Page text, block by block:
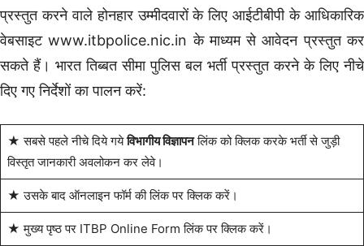
प्रस्तुत करने वाले होनहार उम्मीदवारों के लिए आईटीबीपी के आधिकारिक
वेबसाइट www.itbpolice.nic.in के माध्यम से आवेदन प्रस्तुत कर
सकते हैं। भारत तिब्बत सीमा पुलिस बल भर्ती प्रस्तुत करने के लिए नीचे
दिए गए निर्देशों का पालन करें:
★ सबसे पहले नीचे दिये गयेविभागीय विज्ञापनलिंक को क्लिक करके भर्ती से जुड़ी
विस्तृत जानकारी अवलोकन कर लेवे।
★ उसके बाद ऑनलाइन फॉर्म की लिंक पर क्लिक करें।
★ मुख्य पृष्ठ पर ITBP Online Form लिंक पर क्लिक करें।